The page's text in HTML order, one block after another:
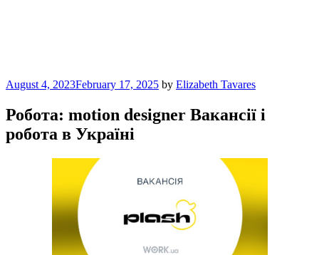
Posted
August 4, 2023February 17, 2025 by Elizabeth Tavares
Робота: motion designer Вакансії і
робота в Україні